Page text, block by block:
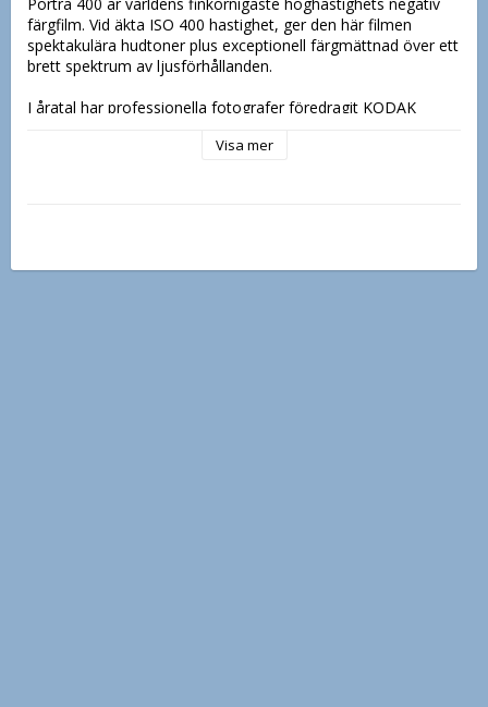
färgfilm. Vid äkta ISO 400 hastighet, ger den här filmen
spektakulära hudtoner plus exceptionell färgmättnad över ett
brett spektrum av ljusförhållanden.
I åratal har professionella fotografer föredragit KODAK
genomgående jämna och naturliga återgivning av hela skalan
Visa mer